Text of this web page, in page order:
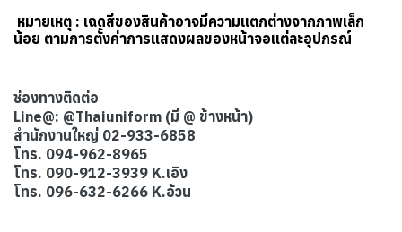
หมายเหตุ : เฉดสีของสินค้าอาจมีความแตกต่างจากภาพเล็ก
น้อย ตามการตั้งค่าการแสดงผลของหน้าจอแต่ละอุปกรณ์
ช่องทางติดต่อ
Line@: @Thaiuniform (มี @ ข้างหน้า)
สำนักงานใหญ่ 02-933-6858
โทร. 094-962-8965
โทร. 090-912-3939 K.เอิง
โทร. 096-632-6266 K.อ้วน